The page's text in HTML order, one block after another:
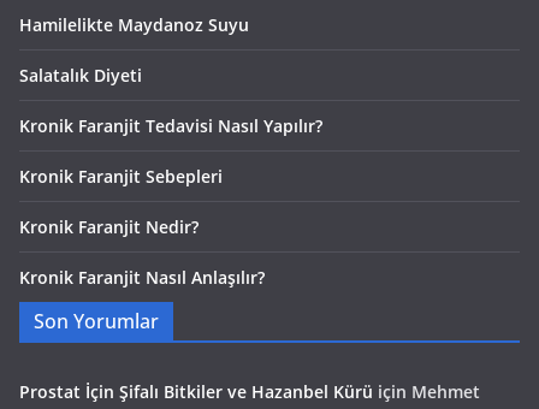
Hamilelikte Maydanoz Suyu
Salatalık Diyeti
Kronik Faranjit Tedavisi Nasıl Yapılır?
Kronik Faranjit Sebepleri
Kronik Faranjit Nedir?
Kronik Faranjit Nasıl Anlaşılır?
Son Yorumlar
Prostat İçin Şifalı Bitkiler ve Hazanbel Kürü için Mehmet